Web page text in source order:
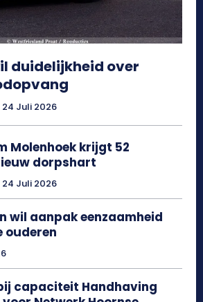
duidelijkheid over
24 Juli 2026
Molenhoek krijgt 52
dorpshart
24 Juli 2026
wil aanpak eenzaamheid
ouderen
capaciteit Handhaving